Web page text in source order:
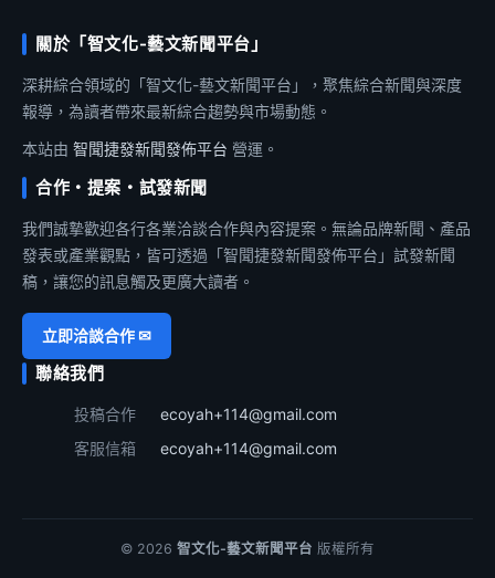
關於「智文化-藝文新聞平台」
深耕綜合領域的「智文化-藝文新聞平台」，聚焦綜合新聞與深度
報導，為讀者帶來最新綜合趨勢與市場動態。
本站由 智聞捷發新聞發佈平台 營運。
合作・提案・試發新聞
我們誠摯歡迎各行各業洽談合作與內容提案。無論品牌新聞、產品
發表或產業觀點，皆可透過「智聞捷發新聞發佈平台」試發新聞
稿，讓您的訊息觸及更廣大讀者。
立即洽談合作 ✉
聯絡我們
投稿合作
ecoyah+114@gmail.com
客服信箱
ecoyah+114@gmail.com
© 2026 智文化-藝文新聞平台 版權所有